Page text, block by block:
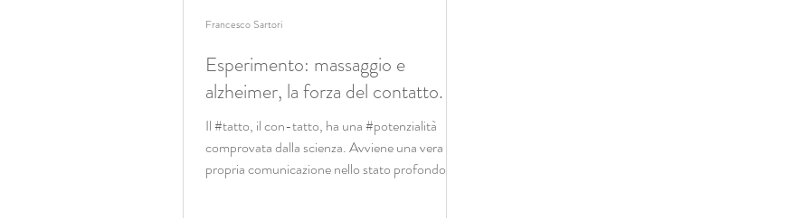
Esperimento: massaggio e
alzheimer, la forza del contatto.
Il #tatto, il con-tatto, ha una #potenzialità
comprovata dalla scienza. Avviene una vera e
propria comunicazione nello stato profondo,...
Francesco Sartori